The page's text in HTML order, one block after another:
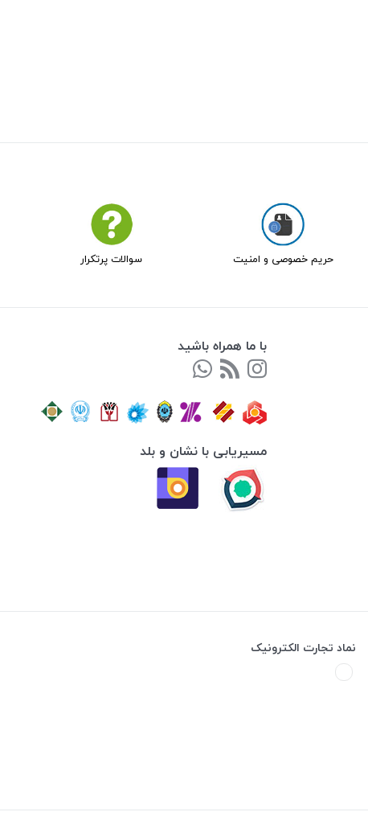
حریم خصوصی و امنیت سوالات پرتکرار
با ما همراه باشید
مسیریابی با نشان و بلد
نماد تجارت الکترونیک